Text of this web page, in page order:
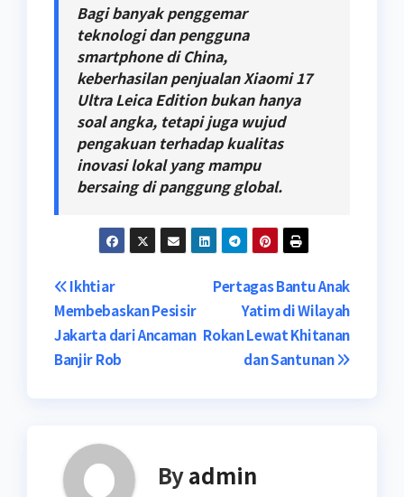
Bagi banyak penggemar
teknologi dan pengguna
smartphone di China,
keberhasilan penjualan Xiaomi 17
Ultra Leica Edition bukan hanya
soal angka, tetapi juga wujud
pengakuan terhadap kualitas
inovasi lokal yang mampu
bersaing di panggung global.
Post
navigation
Pertagas Bantu Anak
Yatim di Wilayah
Rokan Lewat Khitanan
dan Santunan
Ikhtiar
Membebaskan Pesisir
Jakarta dari Ancaman
Banjir Rob
Byadmin